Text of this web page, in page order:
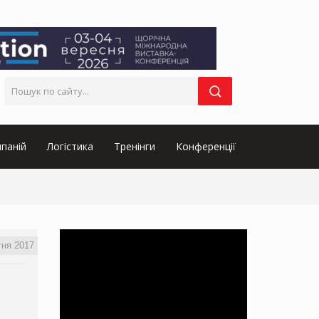
Логістика Тренінги Конференції
2017